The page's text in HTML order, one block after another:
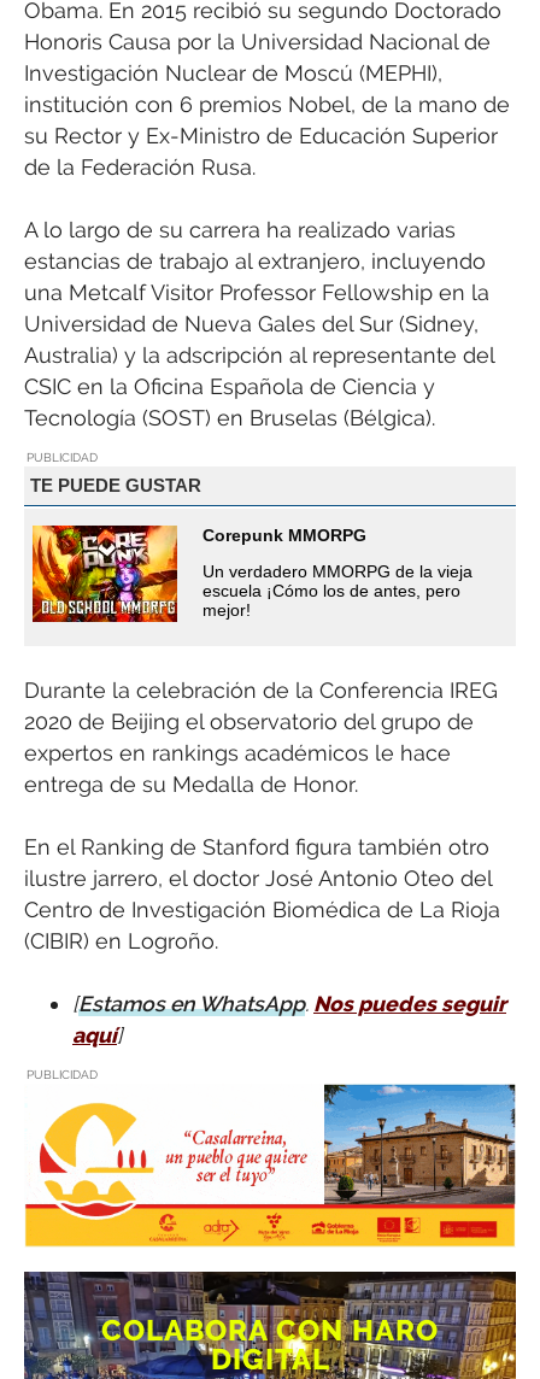
Obama. En 2015 recibió su segundo Doctorado
Honoris Causa por la Universidad Nacional de
Investigación Nuclear de Moscú (MEPHI),
institución con 6 premios Nobel, de la mano de
su Rector y Ex-Ministro de Educación Superior
de la Federación Rusa.
A lo largo de su carrera ha realizado varias
estancias de trabajo al extranjero, incluyendo
una Metcalf Visitor Professor Fellowship en la
Universidad de Nueva Gales del Sur (Sidney,
Australia) y la adscripción al representante del
CSIC en la Oficina Española de Ciencia y
Tecnología (SOST) en Bruselas (Bélgica).
PUBLICIDAD
TE PUEDE GUSTAR
Corepunk MMORPG
Un verdadero MMORPG de la vieja
escuela ¡Cómo los de antes, pero
mejor!
Durante la celebración de la Conferencia IREG
2020 de Beijing el observatorio del grupo de
expertos en rankings académicos le hace
entrega de su Medalla de Honor.
En el Ranking de Stanford figura también otro
ilustre jarrero, el doctor José Antonio Oteo del
Centro de Investigación Biomédica de La Rioja
(CIBIR) en Logroño.
[Estamos en WhatsApp. Nos puedes seguir
aquí]
PUBLICIDAD
COLABORA CON HARO
DIGITAL